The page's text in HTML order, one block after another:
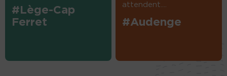
#Lège-Cap
Ferret
attendent....
#Audenge